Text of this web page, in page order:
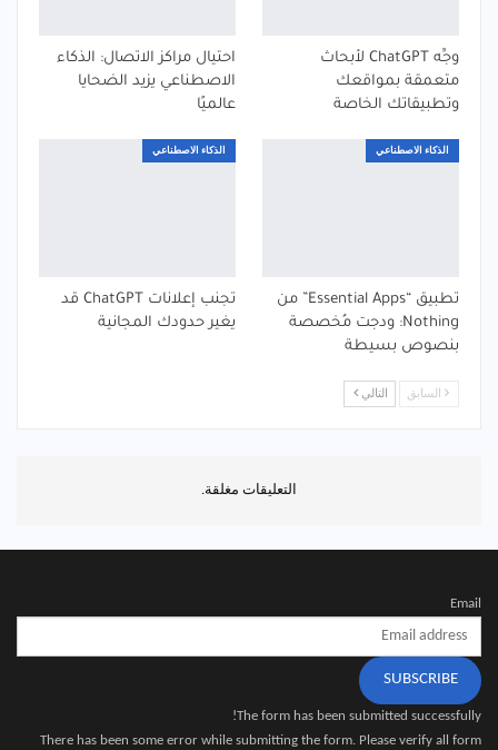
وجِّه ChatGPT لأبحاث
متعمقة بمواقعك
وتطبيقاتك الخاصة
احتيال مراكز الاتصال: الذكاء
الاصطناعي يزيد الضحايا
عالميًا
الذكاء الاصطناعي
تطبيق “Essential Apps” من
Nothing: ودجت مُخصصة
بنصوص بسيطة
الذكاء الاصطناعي
تجنب إعلانات ChatGPT قد
يغير حدودك المجانية
السابق التالي
التعليقات مغلقة.
Email
SUBSCRIBE
The form has been submitted successfully!
There has been some error while submitting the form. Please verify all form